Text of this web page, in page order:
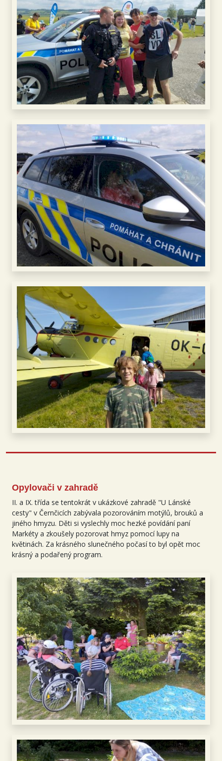
Opylovači v zahradě
II. a IX. třída se tentokrát v ukázkové zahradě "U Lánské
cesty" v Černčicích zabývala pozorováním motýlů, brouků a
jiného hmyzu. Děti si vyslechly moc hezké povídání paní
Markéty a zkoušely pozorovat hmyz pomocí lupy na
květinách. Za krásného slunečného počasí to byl opět moc
krásný a podařený program.